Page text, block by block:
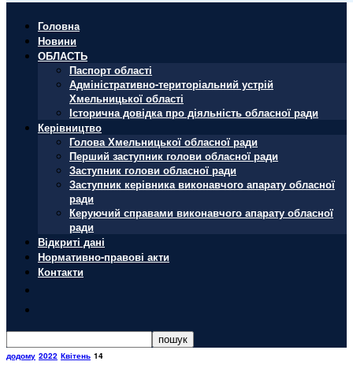
Головна
Новини
ОБЛАСТЬ
Паспорт області
Адміністративно-територіальний устрій
Хмельницької області
Історична довідка про діяльність обласної ради
Керівництво
Голова Хмельницької обласної ради
Перший заступник голови обласної ради
Заступник голови обласної ради
Заступник керівника виконавчого апарату обласної
ради
Керуючий справами виконавчого апарату обласної
ради
Відкриті дані
Нормативно-правові акти
Контакти
додому 2022 Квітень 14